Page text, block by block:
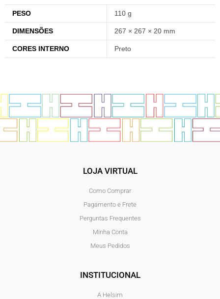
PESO 110 g
DIMENSÕES 267 × 267 × 20 mm
CORES INTERNO Preto
LOJA VIRTUAL
Como Comprar
Pagamento e Frete
Perguntas Frequentes
Minha Conta
Meus Pedidos
INSTITUCIONAL
A Helsim